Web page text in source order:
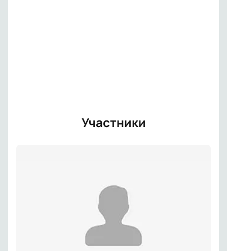
Участники